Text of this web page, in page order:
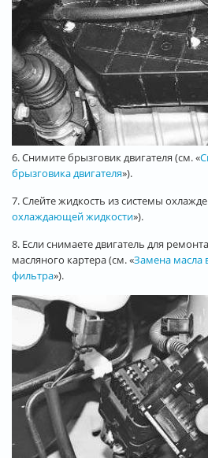
6. Снимите брызговик двигателя (см. «
брызговика двигателя»).
7. Слейте жидкость из системы
охлаждающей жидкости»).
8. Если снимаете двигатель для
масляного картера (см. «Замена масла
фильтра»).